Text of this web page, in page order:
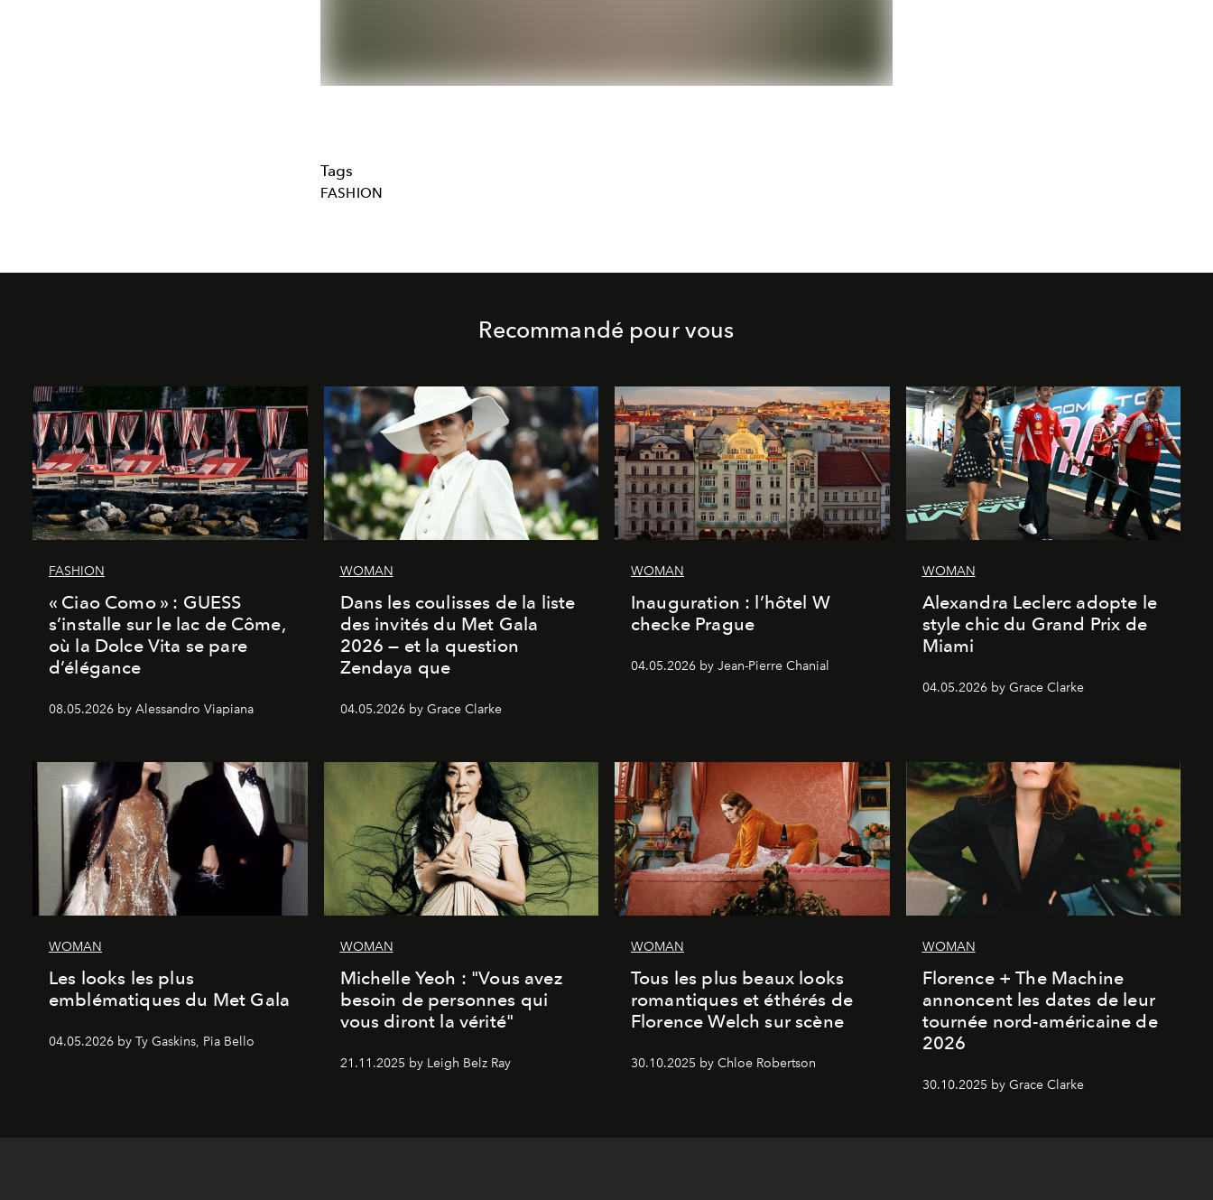
Tags
FASHION
Recommandé pour vous
FASHION
« Ciao Como » : GUESS
s’installe sur le lac de Côme,
où la Dolce Vita se pare
d’élégance
08.05.2026 by Alessandro Viapiana
WOMAN
Dans les coulisses de la liste
des invités du Met Gala
2026 — et la question
Zendaya que
04.05.2026 by Grace Clarke
WOMAN
Inauguration : l’hôtel W
checke Prague
04.05.2026 by Jean-Pierre Chanial
WOMAN
Alexandra Leclerc adopte le
style chic du Grand Prix de
Miami
04.05.2026 by Grace Clarke
WOMAN
Les looks les plus
emblématiques du Met Gala
04.05.2026 by Ty Gaskins, Pia Bello
WOMAN
Michelle Yeoh : "Vous avez
besoin de personnes qui
vous diront la vérité"
21.11.2025 by Leigh Belz Ray
WOMAN
Tous les plus beaux looks
romantiques et éthérés de
Florence Welch sur scène
30.10.2025 by Chloe Robertson
WOMAN
Florence + The Machine
annoncent les dates de leur
tournée nord-américaine de
2026
30.10.2025 by Grace Clarke